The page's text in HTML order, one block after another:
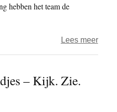
hebben het team de
Lees meerover
– Kijk. Zie.